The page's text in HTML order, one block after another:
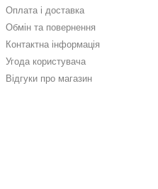
Оплата і доставка
Обмін та повернення
Контактна інформація
Угода користувача
Відгуки про магазин